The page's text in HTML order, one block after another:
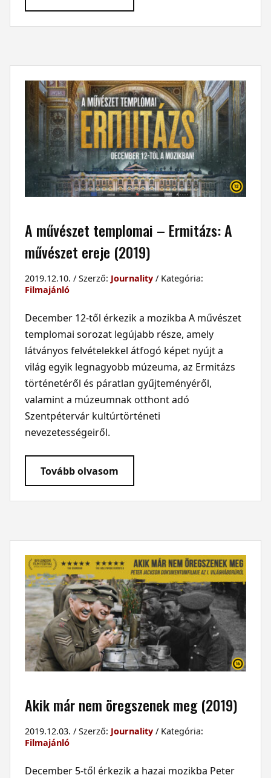
A művészet templomai – Ermitázs: A
művészet ereje (2019)
2019.12.10. / Szerző: Journality/ Kategória:
Filmajánló
December 12-től érkezik a mozikba A művészet
templomai sorozat legújabb része, amely
látványos felvételekkel átfogó képet nyújt a
világ egyik legnagyobb múzeuma, az Ermitázs
történetéről és páratlan gyűjteményéről,
valamint a múzeumnak otthont adó
Szentpétervár kultúrtörténeti
nevezetességeiről.
Tovább olvasom
Akik már nem öregszenek meg (2019)
2019.12.03. / Szerző: Journality/ Kategória:
Filmajánló
December 5-től érkezik a hazai mozikba Peter